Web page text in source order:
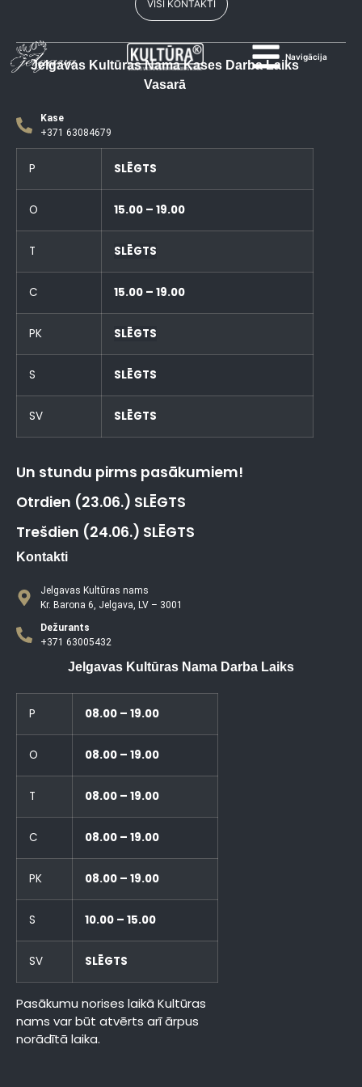
Navigācija
VISI KONTAKTI
Jelgavas Kultūras Nama Kases Darba Laiks
Vasarā
Kase
+371 63084679
P SLĒGTS
O 15.00 – 19.00
T SLĒGTS
C 15.00 – 19.00
PK SLĒGTS
S SLĒGTS
SV SLĒGTS
Un stundu pirms pasākumiem!
Otrdien (23.06.) SLĒGTS
Trešdien (24.06.) SLĒGTS
Kontakti
Jelgavas Kultūras nams
Kr. Barona 6, Jelgava, LV – 3001
Dežurants
+371 63005432
Jelgavas Kultūras Nama Darba Laiks
P 08.00 – 19.00
O 08.00 – 19.00
T 08.00 – 19.00
C 08.00 – 19.00
PK 08.00 – 19.00
S 10.00 – 15.00
SV SLĒGTS
Pasākumu norises laikā Kultūras
nams var būt atvērts arī ārpus
norādītā laika.